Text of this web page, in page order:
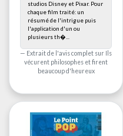
studios Disney et Pixar. Pour
chaque film traité: un
résumé de l'intrigue puis
l'application d'un ou
plusieurs th�...
Extrait de l'avis complet sur Ils
vécurent philosophes et firent
beaucoup d'heureux